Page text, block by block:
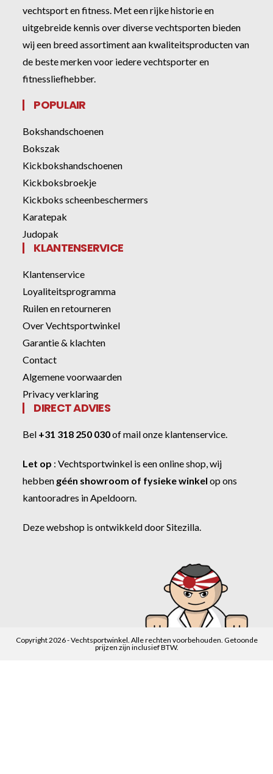
vechtsport en fitness. Met een rijke historie en
uitgebreide kennis over diverse vechtsporten bieden
wij een breed assortiment aan kwaliteitsproducten van
de beste merken voor iedere vechtsporter en
fitnessliefhebber.
POPULAIR
Bokshandschoenen
Bokszak
Kickbokshandschoenen
Kickboksbroekje
Kickboks scheenbeschermers
Karatepak
Judopak
KLANTENSERVICE
Klantenservice
Loyaliteitsprogramma
Ruilen en retourneren
Over Vechtsportwinkel
Garantie & klachten
Contact
Algemene voorwaarden
Privacy verklaring
DIRECT ADVIES
Bel +31 318 250 030ofmail onze klantenservice.
Let op :Vechtsportwinkel is een online shop, wij
hebben géén showroom of fysieke winkel op ons
kantooradres in Apeldoorn.
Deze webshop is ontwikkeld doorSitezilla.
Copyright 2026 - Vechtsportwinkel. Alle rechten voorbehouden. Getoonde
prijzen zijn inclusief BTW.